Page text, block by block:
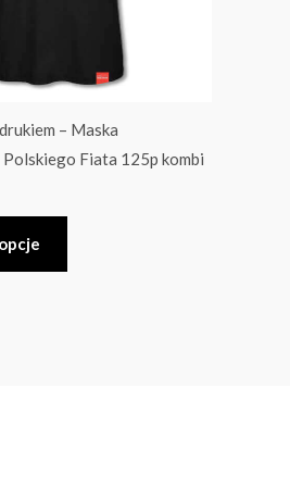
– Maska
Fiata 125p kombi
wybrać
stronie